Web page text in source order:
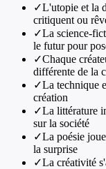
✓L'utopie et la
critiquent ou
✓La science-
le futur pour
✓Chaque
différente de la
✓La technique
création
✓La littérature
sur la société
✓La poésie
la surprise
✓La créativité